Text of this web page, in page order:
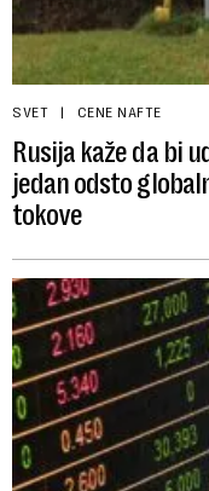
SVET CENE NAFTE
Rusija kaže da bi
jedan odsto
tokove